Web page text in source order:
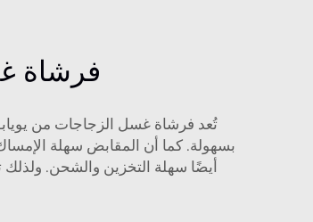
فرشاة
تُعد فرشاة غسل الزجاجات من
بسهولة. كما أن المقابض سهلة
أيضًا سهلة التخزين والشحن.